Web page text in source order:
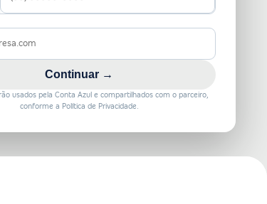
Continuar →
usados pela Conta Azul e compartilhados com o parceiro,
conforme a Política de Privacidade.